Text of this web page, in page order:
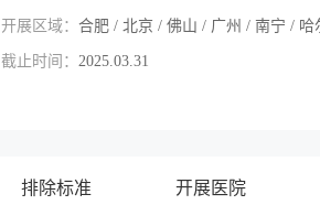
开展区域： 合肥 / 北京 / 佛山 / 广州 / 南宁 /
截止时间： 2025.03.31
排除标准 开展医院